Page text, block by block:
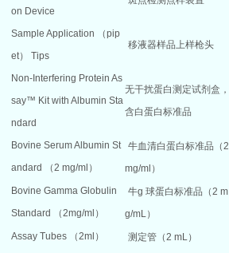
on Device
Sample Application （pip
et） Tips
移液器样品上样枪头
Non-Interfering Protein As
say™ Kit with Albumin Sta
ndard
无干扰蛋白测定试剂盒，
含白蛋白标准品
Bovine Serum Albumin St
andard （2 mg/ml）
牛血清白蛋白标准品（2
mg/ml）
Bovine Gamma Globulin
Standard （2mg/ml）
牛g 球蛋白标准品（2 m
g/mL）
Assay Tubes （2ml） 测定管（2 mL）